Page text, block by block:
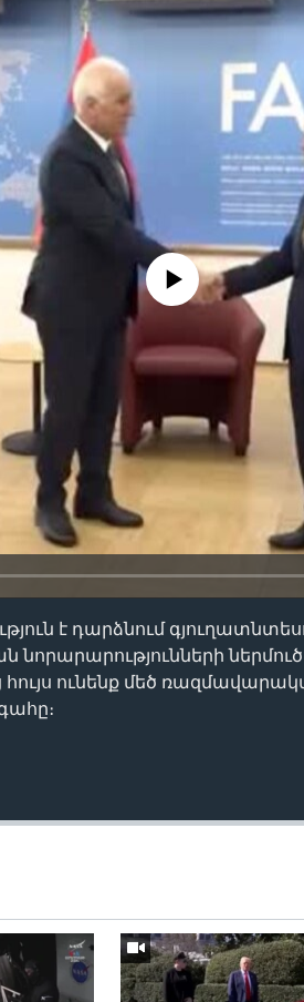
No media source currently
է դարձնում
նորարարությունների
ունենք մեծ